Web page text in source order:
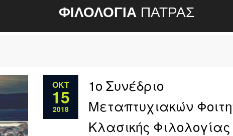
ΦΙΛΟΛΟΓΙΑ ΠΑΤΡΑΣ
ΟΚΤ
15
2018
1ο Συνέδριο
Μεταπτυχιακών
Κλασικής Φιλολογίας